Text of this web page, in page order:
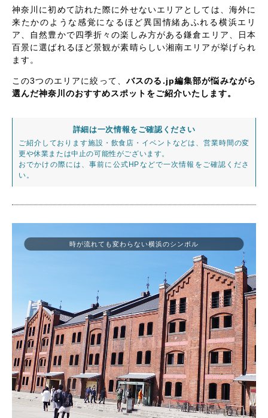
神奈川に初めて訪れた際に外せないエリアとしては、海外に
来たかのような感覚になるほど異国情緒あふれる横浜エリ
ア、自然豊かで四季折々の楽しみ方がある鎌倉エリア、日本
百景に選ばれるほど景観が素晴らしい湘南エリアが挙げられ
ます。
この3つのエリアに絞って、 バスのる.jp編集部が悩みながら
選んだ神奈川のおすすめスポットをご紹介いたします。
詳細は一次情報をご確認ください
ご紹介しております施設・飲食店・イベントなどは、営業時間の変
更や休業または中止の可能性がございます。
おでかけの際には、事前に公式HPなどで一次情報をご確認くださ
い。
時が流れても変わらない横浜のシンボル